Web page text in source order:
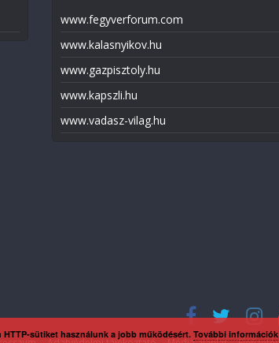
www.fegyverforum.com
www.kalasnyikov.hu
www.gazpisztoly.hu
www.kapszli.hu
www.vadasz-vilag.hu
sütiket használunk a jobb működésért. További információk